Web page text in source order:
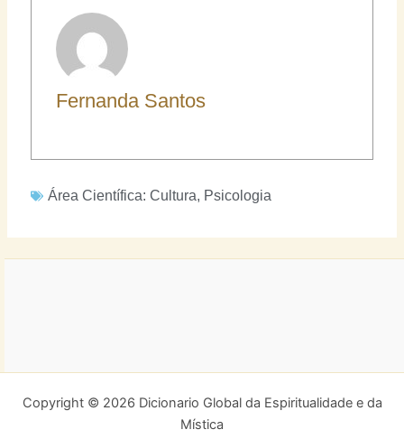
Fernanda Santos
Área Científica: Cultura, Psicologia
Copyright © 2026 Dicionario Global da Espiritualidade e da
Mística